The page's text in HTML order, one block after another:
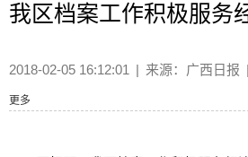
我区档案工作积极服务
2018-02-05 16:12:01 | 来源： 广西日报 |
更多